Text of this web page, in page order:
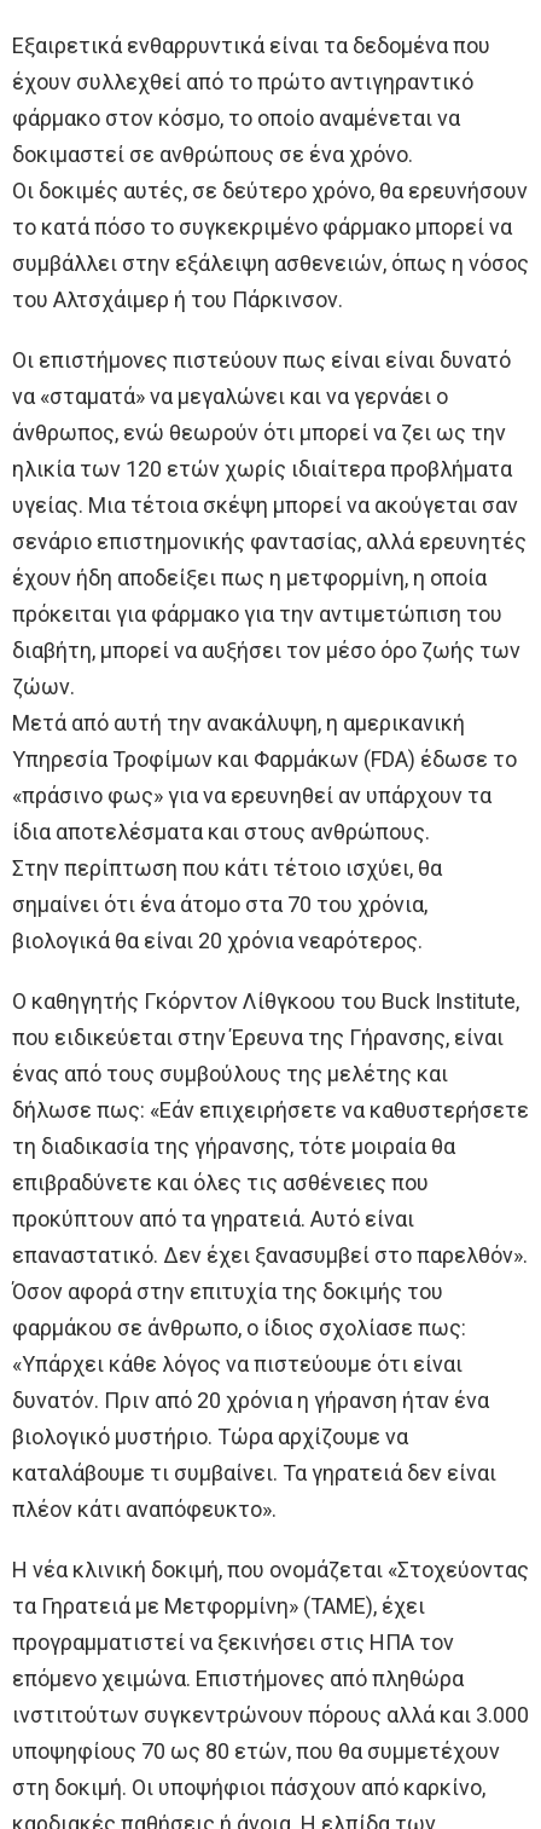
Εξαιρετικά ενθαρρυντικά είναι τα δεδομένα που
έχουν συλλεχθεί από το πρώτο αντιγηραντικό
φάρμακο στον κόσμο, το οποίο αναμένεται να
δοκιμαστεί σε ανθρώπους σε ένα χρόνο.
Οι δοκιμές αυτές, σε δεύτερο χρόνο, θα ερευνήσουν
το κατά πόσο το συγκεκριμένο φάρμακο μπορεί να
συμβάλλει στην εξάλειψη ασθενειών, όπως η νόσος
του Αλτσχάιμερ ή του Πάρκινσον.
Οι επιστήμονες πιστεύουν πως είναι είναι δυνατό
να «σταματά» να μεγαλώνει και να γερνάει ο
άνθρωπος, ενώ θεωρούν ότι μπορεί να ζει ως την
ηλικία των 120 ετών χωρίς ιδιαίτερα προβλήματα
υγείας. Μια τέτοια σκέψη μπορεί να ακούγεται σαν
σενάριο επιστημονικής φαντασίας, αλλά ερευνητές
έχουν ήδη αποδείξει πως η μετφορμίνη, η οποία
πρόκειται για φάρμακο για την αντιμετώπιση του
διαβήτη, μπορεί να αυξήσει τον μέσο όρο ζωής των
ζώων.
Μετά από αυτή την ανακάλυψη, η αμερικανική
Υπηρεσία Τροφίμων και Φαρμάκων (FDA) έδωσε το
«πράσινο φως» για να ερευνηθεί αν υπάρχουν τα
ίδια αποτελέσματα και στους ανθρώπους.
Στην περίπτωση που κάτι τέτοιο ισχύει, θα
σημαίνει ότι ένα άτομο στα 70 του χρόνια,
βιολογικά θα είναι 20 χρόνια νεαρότερος.
Ο καθηγητής Γκόρντον Λίθγκοου του Buck Institute,
που ειδικεύεται στην Έρευνα της Γήρανσης, είναι
ένας από τους συμβούλους της μελέτης και
δήλωσε πως: «Εάν επιχειρήσετε να καθυστερήσετε
τη διαδικασία της γήρανσης, τότε μοιραία θα
επιβραδύνετε και όλες τις ασθένειες που
προκύπτουν από τα γηρατειά. Αυτό είναι
επαναστατικό. Δεν έχει ξανασυμβεί στο παρελθόν».
Όσον αφορά στην επιτυχία της δοκιμής του
φαρμάκου σε άνθρωπο, ο ίδιος σχολίασε πως:
«Υπάρχει κάθε λόγος να πιστεύουμε ότι είναι
δυνατόν. Πριν από 20 χρόνια η γήρανση ήταν ένα
βιολογικό μυστήριο. Τώρα αρχίζουμε να
καταλάβουμε τι συμβαίνει. Τα γηρατειά δεν είναι
πλέον κάτι αναπόφευκτο».
Η νέα κλινική δοκιμή, που ονομάζεται «Στοχεύοντας
τα Γηρατειά με Μετφορμίνη» (ΤΑΜΕ), έχει
προγραμματιστεί να ξεκινήσει στις ΗΠΑ τον
επόμενο χειμώνα. Επιστήμονες από πληθώρα
ινστιτούτων συγκεντρώνουν πόρους αλλά και 3.000
υποψηφίους 70 ως 80 ετών, που θα συμμετέχουν
στη δοκιμή. Οι υποψήφιοι πάσχουν από καρκίνο,